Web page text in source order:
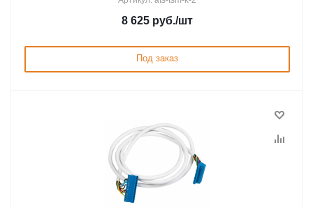
8 625 руб./шт
Под заказ